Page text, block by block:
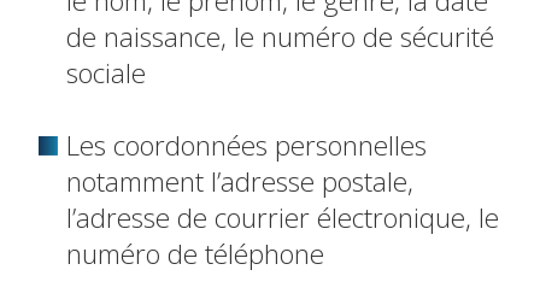
de naissance, le numéro de sécurité
sociale
Les coordonnées personnelles
notamment l’adresse postale,
l’adresse de courrier électronique, le
numéro de téléphone